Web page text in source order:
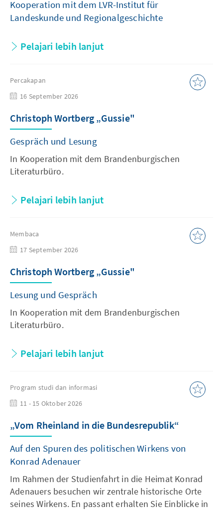
Kooperation mit dem LVR-Institut für
Landeskunde und Regionalgeschichte
Pelajari lebih lanjut
Percakapan
16 September 2026
Christoph Wortberg „Gussie"
Gespräch und Lesung
In Kooperation mit dem Brandenburgischen
Literaturbüro.
Pelajari lebih lanjut
Membaca
17 September 2026
Christoph Wortberg „Gussie"
Lesung und Gespräch
In Kooperation mit dem Brandenburgischen
Literaturbüro.
Pelajari lebih lanjut
Program studi dan informasi
11 - 15 Oktober 2026
„Vom Rheinland in die Bundesrepublik“
Auf den Spuren des politischen Wirkens von
Konrad Adenauer
Im Rahmen der Studienfahrt in die Heimat Konrad
Adenauers besuchen wir zentrale historische Orte
seines Wirkens. En passant erhalten Sie Einblicke in